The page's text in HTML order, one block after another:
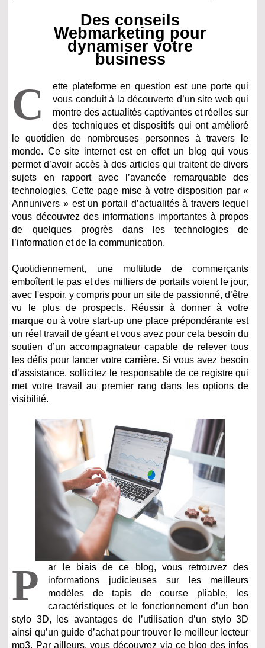
Des conseils
Webmarketing pour
dynamiser votre
business
C
ette plateforme en question est une porte qui
vous conduit à la découverte d’un site web qui
montre des actualités captivantes et réelles sur
des techniques et dispositifs qui ont amélioré
le quotidien de nombreuses personnes à travers le
monde. Ce site internet est en effet un blog qui vous
permet d’avoir accès à des articles qui traitent de divers
sujets en rapport avec l’avancée remarquable des
technologies. Cette page mise à votre disposition par «
Annunivers » est un portail d’actualités à travers lequel
vous découvrez des informations importantes à propos
de quelques progrès dans les technologies de
l’information et de la communication.
Quotidiennement, une multitude de commerçants
emboîtent le pas et des milliers de portails voient le jour,
avec l'espoir, y compris pour un site de passionné, d’être
vu le plus de prospects. Réussir à donner à votre
marque ou à votre start-up une place prépondérante est
un réel travail de géant et vous avez pour cela besoin du
soutien d’un accompagnateur capable de relever tous
les défis pour lancer votre carrière. Si vous avez besoin
d’assistance, sollicitez le responsable de ce registre qui
met votre travail au premier rang dans les options de
visibilité.
P
ar le biais de ce blog, vous retrouvez des
informations judicieuses sur les meilleurs
modèles de tapis de course pliable, les
caractéristiques et le fonctionnement d’un bon
stylo 3D, les avantages de l’utilisation d’un stylo 3D
ainsi qu’un guide d’achat pour trouver le meilleur lecteur
mp3. Par ailleurs, vous découvrez via ce blog des infos